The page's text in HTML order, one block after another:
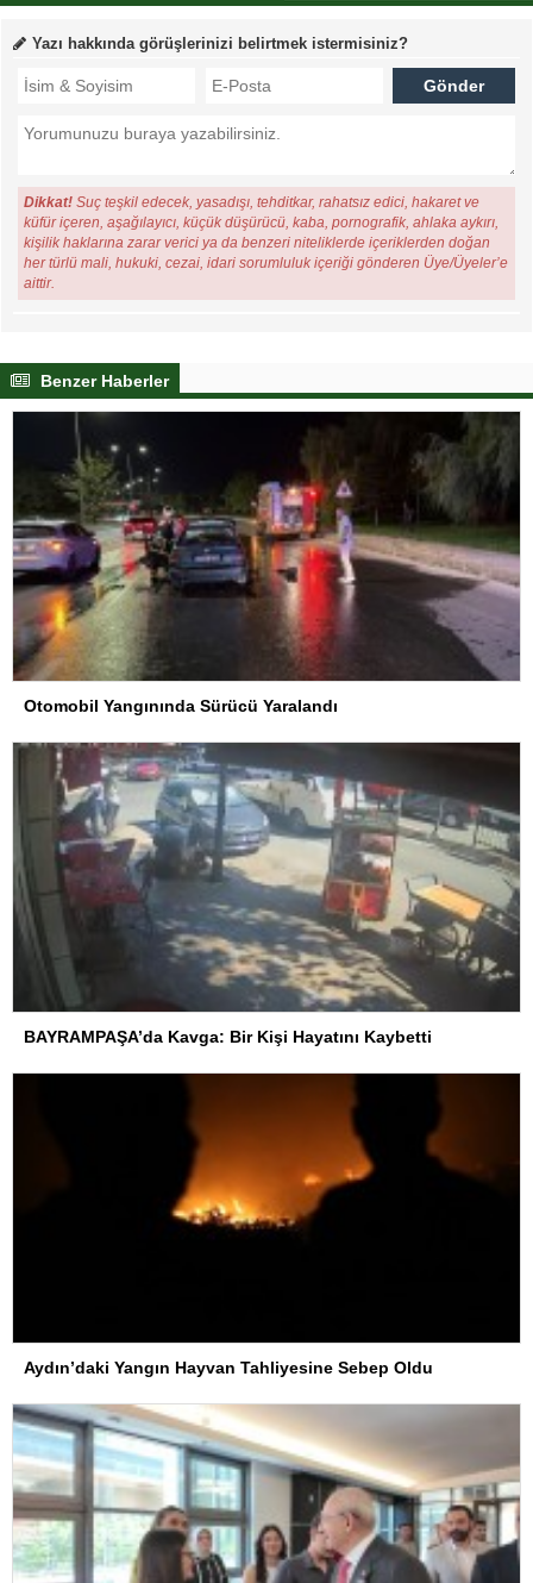
Yazı hakkında görüşlerinizi belirtmek istermisiniz?
Dikkat! Suç teşkil edecek, yasadışı, tehditkar, rahatsız edici, hakaret ve
küfür içeren, aşağılayıcı, küçük düşürücü, kaba, pornografik, ahlaka aykırı,
kişilik haklarına zarar verici ya da benzeri niteliklerde içeriklerden doğan
her türlü mali, hukuki, cezai, idari sorumluluk içeriği gönderen Üye/Üyeler’e
aittir.
Benzer Haberler
Otomobil Yangınında Sürücü Yaralandı
BAYRAMPAŞA’da Kavga: Bir Kişi Hayatını Kaybetti
Aydın’daki Yangın Hayvan Tahliyesine Sebep Oldu